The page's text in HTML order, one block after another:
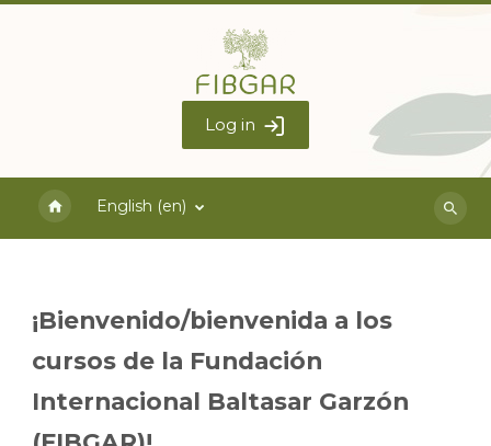
Log in
English ‎(en)‎
Search
¡Bienvenido/bienvenida a los
cursos de la Fundación
Internacional Baltasar Garzón